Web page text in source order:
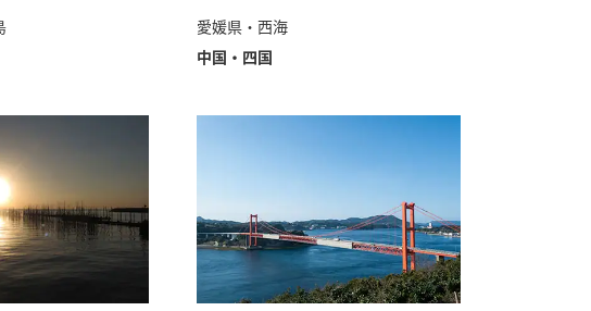
愛媛県・西海
中国・四国